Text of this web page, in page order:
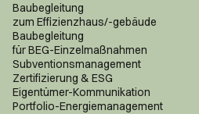
Baubegleitung
zum Effizienzhaus/-gebäude
Baubegleitung
für BEG-Einzelmaßnahmen
Subventions­management
Zertifizierung & ESG
Eigentümer-Kommunikation
Portfolio-Energiemanagement